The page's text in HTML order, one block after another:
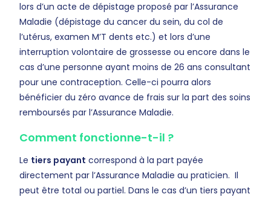
lors d’un acte de dépistage proposé par l’Assurance
Maladie (dépistage du cancer du sein, du col de
l’utérus, examen M’T dents etc.) et lors d’une
interruption volontaire de grossesse ou encore dans le
cas d’une personne ayant moins de 26 ans consultant
pour une contraception. Celle-ci pourra alors
bénéficier du zéro avance de frais sur la part des soins
remboursés par l’Assurance Maladie.
Comment fonctionne-t-il ?
Le tiers payant correspond à la part payée
directement par l’Assurance Maladie au praticien. Il
peut être total ou partiel. Dans le cas d’un tiers payant